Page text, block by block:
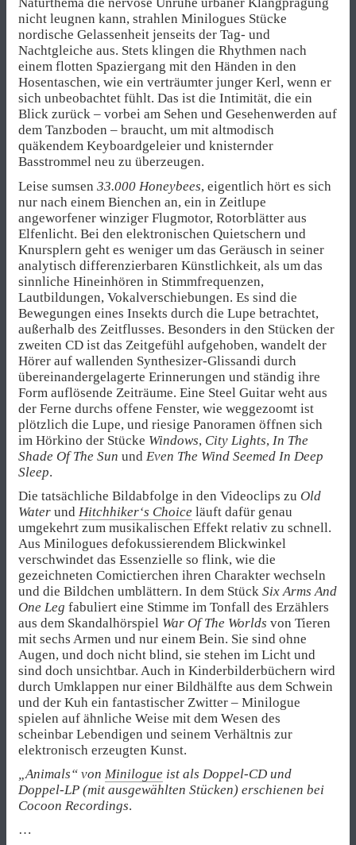
Naturthema die nervöse Unruhe urbaner Klangprägung
nicht leugnen kann, strahlen Minilogues Stücke
nordische Gelassenheit jenseits der Tag- und
Nachtgleiche aus. Stets klingen die Rhythmen nach
einem flotten Spaziergang mit den Händen in den
Hosentaschen, wie ein verträumter junger Kerl, wenn er
sich unbeobachtet fühlt. Das ist die Intimität, die ein
Blick zurück – vorbei am Sehen und Gesehenwerden auf
dem Tanzboden – braucht, um mit altmodisch
quäkendem Keyboardgeleier und knisternder
Basstrommel neu zu überzeugen.
Leise sumsen 33.000 Honeybees, eigentlich hört es sich
nur nach einem Bienchen an, ein in Zeitlupe
angeworfener winziger Flugmotor, Rotorblätter aus
Elfenlicht. Bei den elektronischen Quietschern und
Knursplern geht es weniger um das Geräusch in seiner
analytisch differenzierbaren Künstlichkeit, als um das
sinnliche Hineinhören in Stimmfrequenzen,
Lautbildungen, Vokalverschiebungen. Es sind die
Bewegungen eines Insekts durch die Lupe betrachtet,
außerhalb des Zeitflusses. Besonders in den Stücken der
zweiten CD ist das Zeitgefühl aufgehoben, wandelt der
Hörer auf wallenden Synthesizer-Glissandi durch
übereinandergelagerte Erinnerungen und ständig ihre
Form auflösende Zeiträume. Eine Steel Guitar weht aus
der Ferne durchs offene Fenster, wie weggezoomt ist
plötzlich die Lupe, und riesige Panoramen öffnen sich
im Hörkino der Stücke Windows, City Lights, In The
Shade Of The Sun und Even The Wind Seemed In Deep
Sleep.
Die tatsächliche Bildabfolge in den Videoclips zu Old
Water und Hitchhiker‘s Choice läuft dafür genau
umgekehrt zum musikalischen Effekt relativ zu schnell.
Aus Minilogues defokussierendem Blickwinkel
verschwindet das Essenzielle so flink, wie die
gezeichneten Comictierchen ihren Charakter wechseln
und die Bildchen umblättern. In dem Stück Six Arms And
One Leg fabuliert eine Stimme im Tonfall des Erzählers
aus dem Skandalhörspiel War Of The Worlds von Tieren
mit sechs Armen und nur einem Bein. Sie sind ohne
Augen, und doch nicht blind, sie stehen im Licht und
sind doch unsichtbar. Auch in Kinderbilderbüchern wird
durch Umklappen nur einer Bildhälfte aus dem Schwein
und der Kuh ein fantastischer Zwitter – Minilogue
spielen auf ähnliche Weise mit dem Wesen des
scheinbar Lebendigen und seinem Verhältnis zur
elektronisch erzeugten Kunst.
„Animals“ von Minilogue ist als Doppel-CD und
Doppel-LP (mit ausgewählten Stücken) erschienen bei
Cocoon Recordings.
…